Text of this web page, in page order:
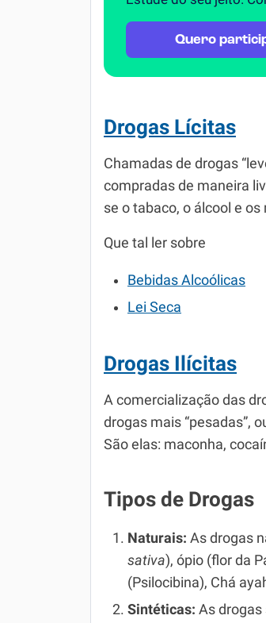
Quero
Drogas Lícitas
Chamadas de drogas
compradas de maneira
se o tabaco, o álcool e
Que tal ler sobre
Bebidas Alcoólicas
Lei Seca
Drogas Ilícitas
A comercialização das
drogas mais “pesadas”,
São elas: maconha,
Tipos de Drogas
Naturais: As drogas
sativa), ópio (flor da
(Psilocibina), Chá
Sintéticas: As